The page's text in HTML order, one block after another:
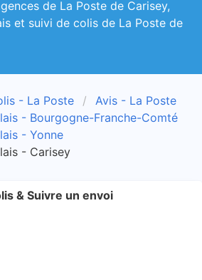
de La Poste de Carisey,
et suivi de colis de La Poste de
- La Poste
Avis - La Poste
- Bourgogne-Franche-Comté
- Yonne
- Carisey
& Suivre un envoi